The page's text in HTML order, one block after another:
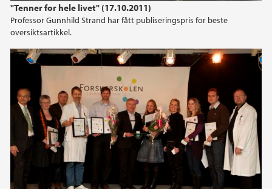
"Tenner for hele livet" (17.10.2011)
Professor Gunnhild Strand har fått publiseringspris for beste
oversiktsartikkel.